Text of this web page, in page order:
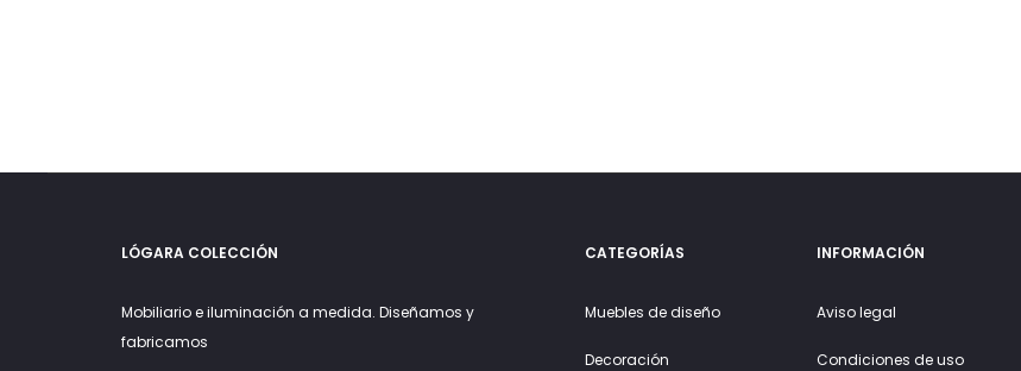
LÓGARA COLECCIÓN
Mobiliario e iluminación a medida. Diseñamos y
fabricamos
CATEGORÍAS
Muebles de diseño
Decoración
INFORMACIÓN
Aviso legal
Condiciones de uso